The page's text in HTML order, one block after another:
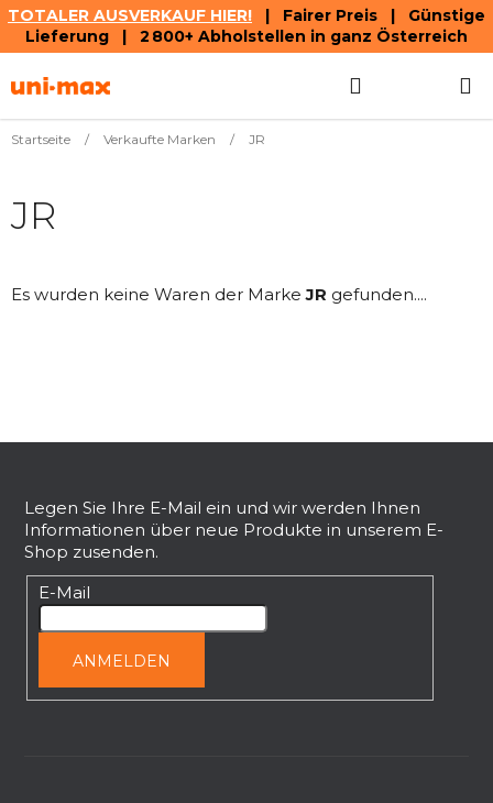
TOTALER AUSVERKAUF HIER! | Fairer Preis | Günstige
Lieferung | 2 800+ Abholstellen in ganz Österreich
Inhalt
Startseite / Verkaufte Marken / JR
JR
Es wurden keine Waren der MarkeJR gefunden....
Legen Sie Ihre E-Mail ein und wir werden Ihnen
Informationen über neue Produkte in unserem E-
Shop zusenden.
E-Mail
ANMELDEN